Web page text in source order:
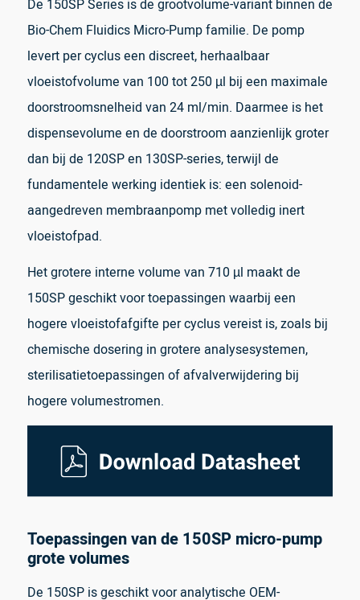
De 150SP Series is de grootvolume-variant binnen de
Bio-Chem Fluidics Micro-Pump familie. De pomp
levert per cyclus een discreet, herhaalbaar
vloeistofvolume van 100 tot 250 µl bij een maximale
doorstroomsnelheid van 24 ml/min. Daarmee is het
dispensevolume en de doorstroom aanzienlijk groter
dan bij de 120SP en 130SP-series, terwijl de
fundamentele werking identiek is: een solenoid-
aangedreven membraanpomp met volledig inert
vloeistofpad.
Het grotere interne volume van 710 µl maakt de
150SP geschikt voor toepassingen waarbij een
hogere vloeistofafgifte per cyclus vereist is, zoals bij
chemische dosering in grotere analysesystemen,
sterilisatietoepassingen of afvalverwijdering bij
hogere volumestromen.
Toepassingen van de 150SP micro-pump
grote volumes
De 150SP is geschikt voor analytische OEM-